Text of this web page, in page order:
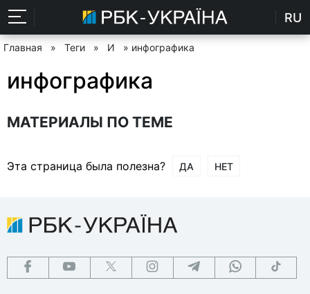
RU
Главная » Теги » И » инфографика
инфографика
МАТЕРИАЛЫ ПО ТЕМЕ
Эта страница была полезна? ДА НЕТ